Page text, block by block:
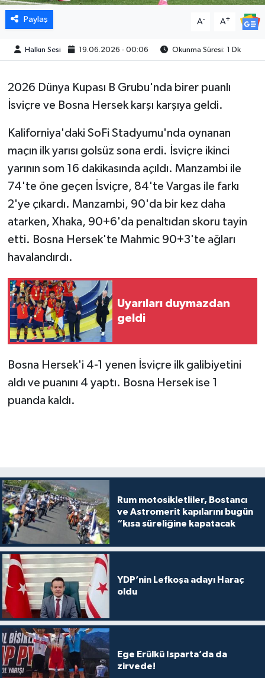
Paylaş A- A+
Halkın Sesi 19.06.2026 - 00:06 Okunma Süresi: 1 Dk
2026 Dünya Kupası B Grubu'nda birer puanlı
İsviçre ve Bosna Hersek karşı karşıya geldi.
Kaliforniya'daki SoFi Stadyumu'nda oynanan
maçın ilk yarısı golsüz sona erdi. İsviçre ikinci
yarının som 16 dakikasında açıldı. Manzambi ile
74'te öne geçen İsviçre, 84'te Vargas ile farkı
2'ye çıkardı. Manzambi, 90'da bir kez daha
atarken, Xhaka, 90+6'da penaltıdan skoru tayin
etti. Bosna Hersek'te Mahmic 90+3'te ağları
havalandırdı.
Uyarıları duymazdan
geldi
Bosna Hersek'i 4-1 yenen İsviçre ilk galibiyetini
aldı ve puanını 4 yaptı. Bosna Hersek ise 1
puanda kaldı.
Rum motosikletliler, Bostancı
ve Astromerit kapılarını bugün
“kısa süreliğine kapatacak
YDP’nin Lefkoşa adayı Haraç
oldu
Ege Erülkü Isparta’da da
zirvede!